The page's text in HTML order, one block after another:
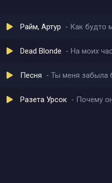
Райм, Артур Как будто
Dead Blonde На моих
Песня Ты меня забыла
Разета Урсок Почему